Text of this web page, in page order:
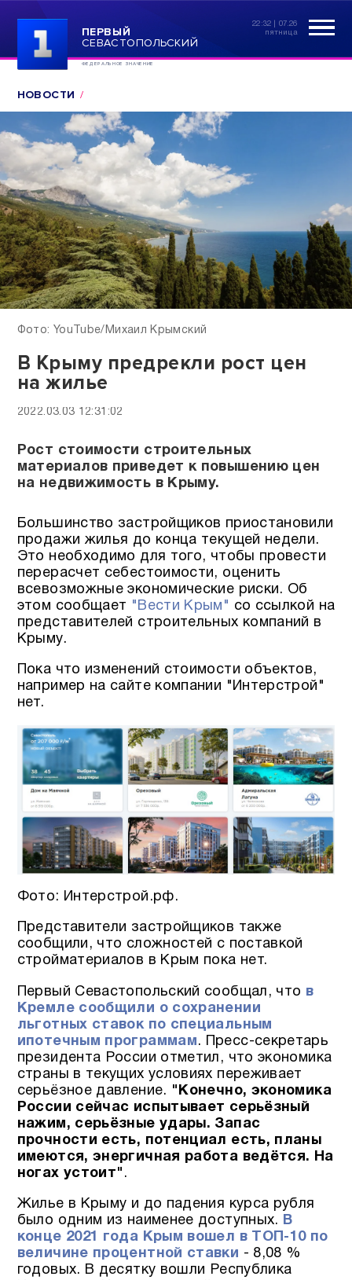
ПЕРВЫЙ
СЕВАСТОПОЛЬСКИЙ
ФЕДЕРАЛЬНОЕ ЗНАЧЕНИЕ
22:32 | 07.26
пятница
НОВОСТИ
Фото: YouTube/Михаил Крымский
В Крыму предрекли рост цен
на жилье
2022.03.03 12:31:02
Рост стоимости строительных
материалов приведет к повышению цен
на недвижимость в Крыму.
Большинство застройщиков приостановили
продажи жилья до конца текущей недели.
Это необходимо для того, чтобы провести
перерасчет себестоимости, оценить
всевозможные экономические риски. Об
этом сообщает "Вести Крым" со ссылкой на
представителей строительных компаний в
Крыму.
Пока что изменений стоимости объектов,
например на сайте компании "Интерстрой"
нет.
Фото: Интерстрой.рф.
Представители застройщиков также
сообщили, что сложностей с поставкой
стройматериалов в Крым пока нет.
Первый Севастопольский сообщал, что в
Кремле сообщили о сохранении
льготных ставок по специальным
ипотечным программам. Пресс-секретарь
президента России отметил, что экономика
страны в текущих условиях переживает
серьёзное давление. "Конечно, экономика
России сейчас испытывает серьёзный
нажим, серьёзные удары. Запас
прочности есть, потенциал есть, планы
имеются, энергичная работа ведётся. На
ногах устоит" .
Жилье в Крыму и до падения курса рубля
было одним из наименее доступных. В
конце 2021 года Крым вошел в ТОП-10 по
величине процентной ставки - 8,08 %
годовых. В десятку вошли Республика